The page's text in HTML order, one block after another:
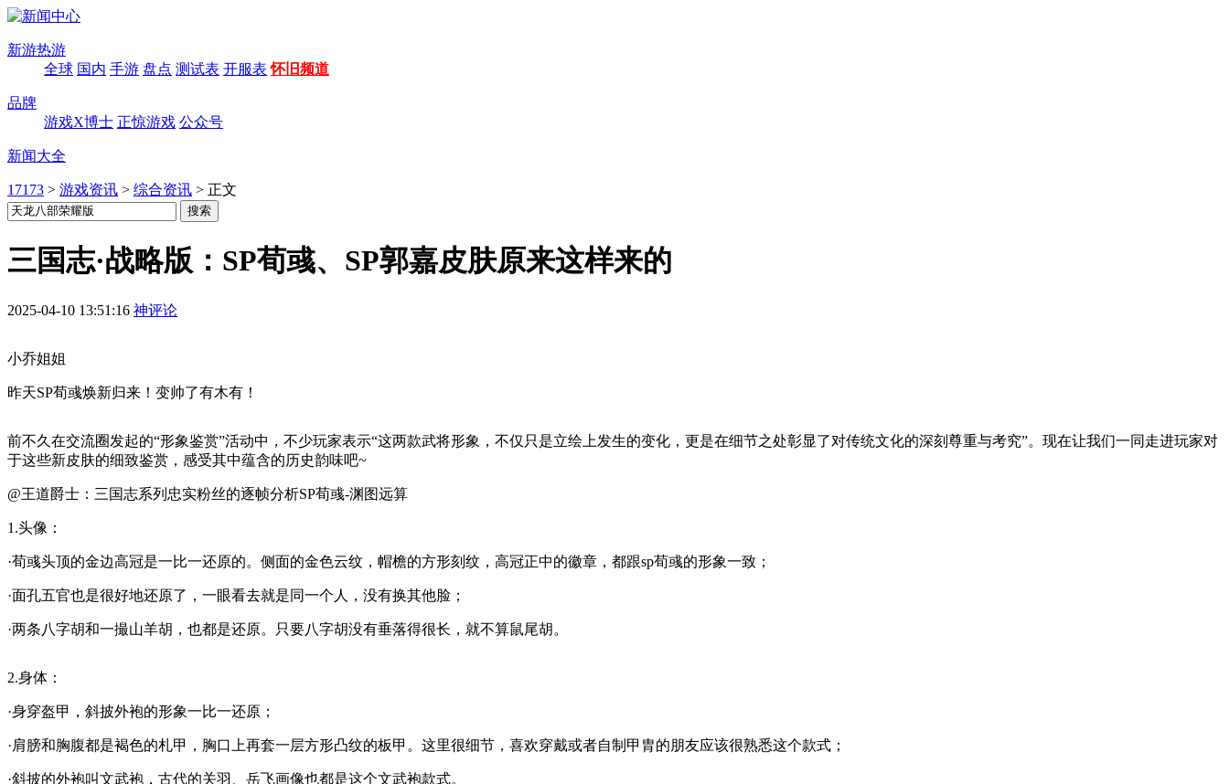
新游热游
全球 国内 手游 盘点 测试表 开服表 怀旧频道
品牌
游戏X博士 正惊游戏 公众号
新闻大全
17173 > 游戏资讯 > 综合资讯 > 正文
三国志·战略版：SP荀彧、SP郭嘉皮肤原来这样来的
2025-04-10 13:51:16 神评论
小乔姐姐
昨天SP荀彧焕新归来！变帅了有木有！
前不久在交流圈发起的“形象鉴赏”活动中，不少玩家表示“这两款武将形象，不仅只是立绘上发生的变化，更是在细节之处彰显了对传统文化的深刻尊重与考究”。现在让我们一同走进玩家对
于这些新皮肤的细致鉴赏，感受其中蕴含的历史韵味吧~
@王道爵士：三国志系列忠实粉丝的逐帧分析SP荀彧-渊图远算
1.头像：
·荀彧头顶的金边高冠是一比一还原的。侧面的金色云纹，帽檐的方形刻纹，高冠正中的徽章，都跟sp荀彧的形象一致；
·面孔五官也是很好地还原了，一眼看去就是同一个人，没有换其他脸；
·两条八字胡和一撮山羊胡，也都是还原。只要八字胡没有垂落得很长，就不算鼠尾胡。
2.身体：
·身穿盔甲，斜披外袍的形象一比一还原；
·肩膀和胸腹都是褐色的札甲，胸口上再套一层方形凸纹的板甲。这里很细节，喜欢穿戴或者自制甲胄的朋友应该很熟悉这个款式；
·斜披的外袍叫文武袍，古代的关羽、岳飞画像也都是这个文武袍款式。